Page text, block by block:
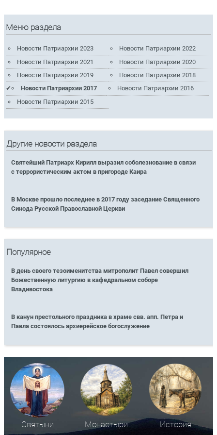
Меню раздела
Новости Патриархии 2023
Новости Патриархии 2022
Новости Патриархии 2021
Новости Патриархии 2020
Новости Патриархии 2019
Новости Патриархии 2018
Новости Патриархии 2017
Новости Патриархии 2016
Новости Патриархии 2015
Другие новости раздела
Святейший Патриарх Кирилл выразил соболезнование в связи
с террористическим актом в пригороде Каира
В Москве прошло последнее в 2017 году заседание Священного
Синода Русской Православной Церкви
Популярное
В день своего тезоименитства митрополит Павел совершил
Божественную литургию в кафедральном соборе
Владивостока
В канун престольного праздника в храме свв. апп. Петра и
Павла состоялось архиерейское богослужение
Святыни Монастыри История